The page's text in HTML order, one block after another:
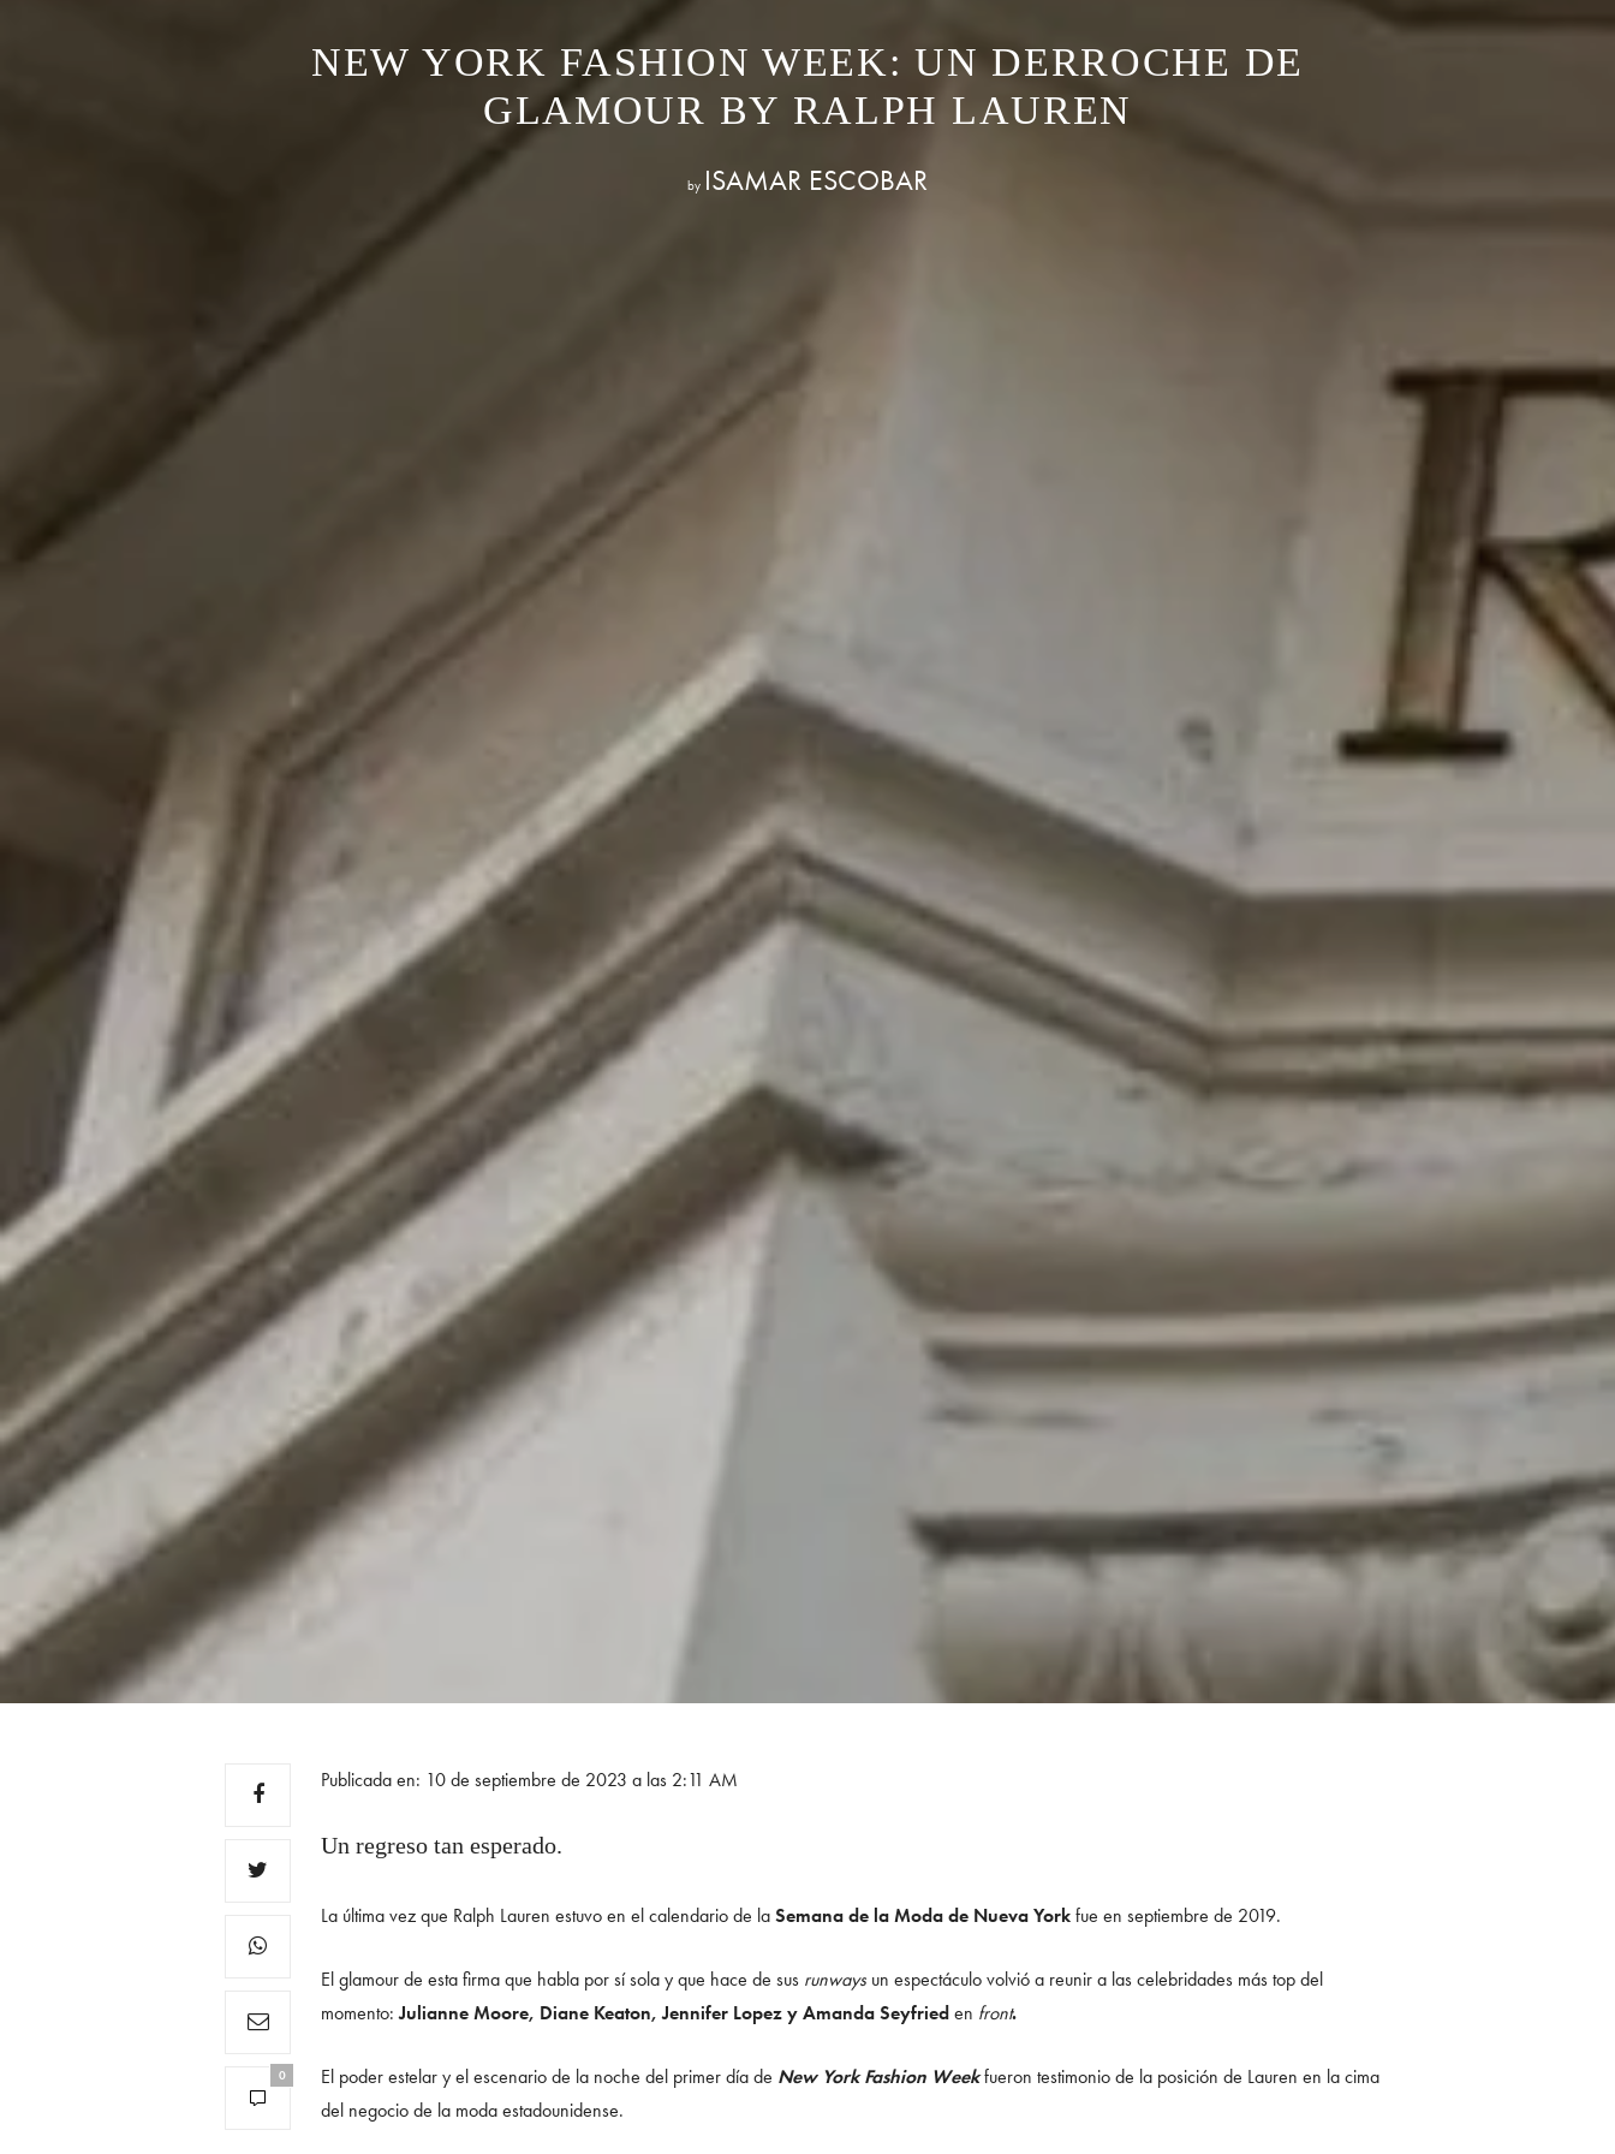
NEW YORK FASHION WEEK: UN DERROCHE DE
GLAMOUR BY RALPH LAUREN
by ISAMAR ESCOBAR
0
Publicada en: 10 de septiembre de 2023 a las 2:11 AM
Un regreso tan esperado.
La última vez que Ralph Lauren estuvo en el calendario de laSemana de la Moda de Nueva Yorkfue en septiembre de 2019.
El glamour de esta firma que habla por sí sola y que hace de sus runways un espectáculo volvió a reunir a las celebridades más top del
momento:Julianne Moore, Diane Keaton, Jennifer Lopez y Amanda Seyfrieden front.
El poder estelar y el escenario de la noche del primer día de New York Fashion Weekfueron testimonio de la posición de Lauren en la cima
del negocio de la moda estadounidense.